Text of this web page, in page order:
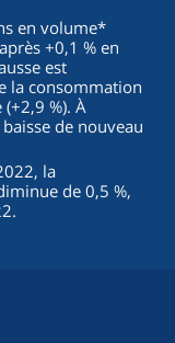
en volume*
+0,1 % en
est
la consommation
%). À
de nouveau
la
de 0,5 %,